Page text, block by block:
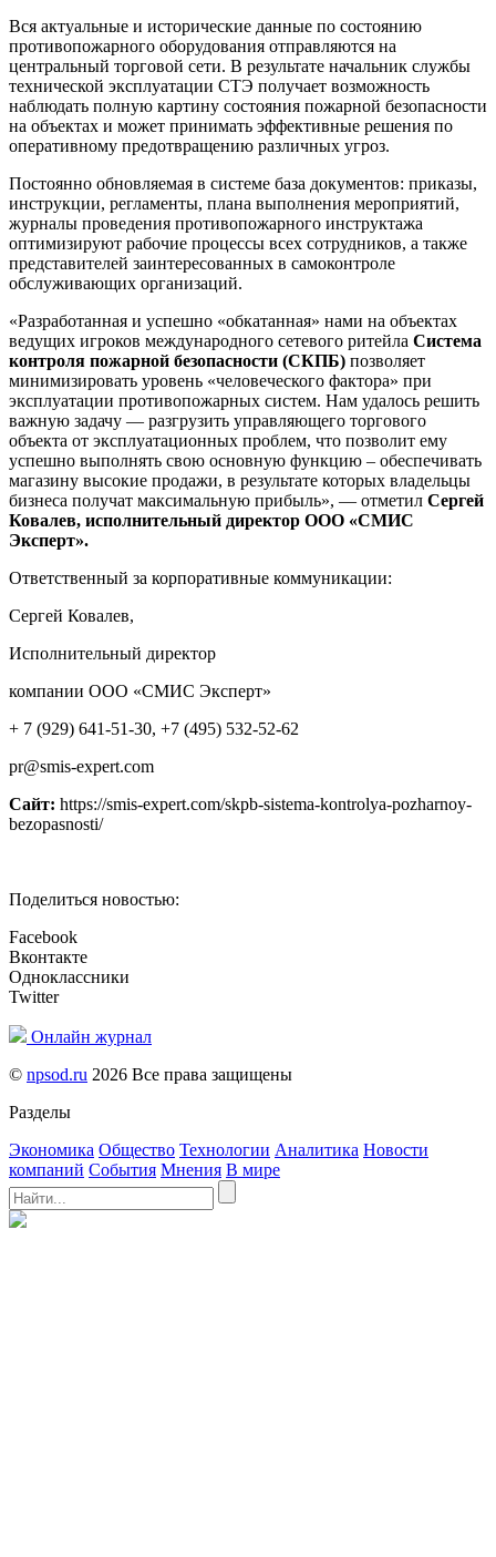
Вся актуальные и исторические данные по состоянию
противопожарного оборудования отправляются на
центральный торговой сети. В результате начальник службы
технической эксплуатации СТЭ получает возможность
наблюдать полную картину состояния пожарной безопасности
на объектах и может принимать эффективные решения по
оперативному предотвращению различных угроз.
Постоянно обновляемая в системе база документов: приказы,
инструкции, регламенты, плана выполнения мероприятий,
журналы проведения противопожарного инструктажа
оптимизируют рабочие процессы всех сотрудников, а также
представителей заинтересованных в самоконтроле
обслуживающих организаций.
«Разработанная и успешно «обкатанная» нами на объектах
ведущих игроков международного сетевого ритейла Система
контроля пожарной безопасности (СКПБ) позволяет
минимизировать уровень «человеческого фактора» при
эксплуатации противопожарных систем. Нам удалось решить
важную задачу — разгрузить управляющего торгового
объекта от эксплуатационных проблем, что позволит ему
успешно выполнять свою основную функцию – обеспечивать
магазину высокие продажи, в результате которых владельцы
бизнеса получат максимальную прибыль», — отметил Сергей
Ковалев, исполнительный директор ООО «СМИС
Эксперт».
Ответственный за корпоративные коммуникации:
Сергей Ковалев,
Исполнительный директор
компании ООО «СМИС Эксперт»
+ 7 (929) 641-51-30, +7 (495) 532-52-62
pr@smis-expert.com
Сайт: https://smis-expert.com/skpb-sistema-kontrolya-pozharnoy-
bezopasnosti/
Поделиться новостью:
Facebook
Вконтакте
Одноклассники
Twitter
Онлайн журнал
© npsod.ru 2026 Все права защищены
Разделы
Экономика Общество Технологии Аналитика Новости
компаний События Мнения В мире